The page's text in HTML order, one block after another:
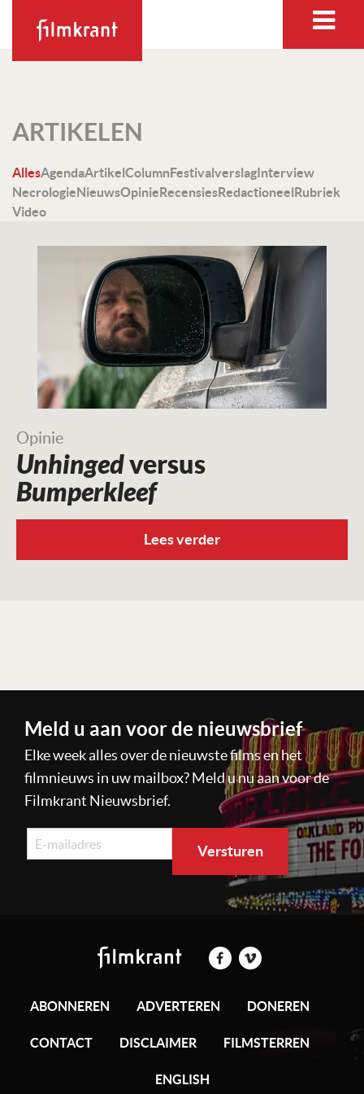
ARTIKELEN
AllesAgendaArtikelColumnFestivalverslagInterview
NecrologieNieuwsOpinieRecensiesRedactioneelRubriek
Video
Opinie
Unhingedversus
Bumperkleef
Lees verder
Meld u aan voor de nieuwsbrief
Elke week alles over de nieuwste films en het
filmnieuws in uw mailbox? Meld u nu aan voor de
Filmkrant Nieuwsbrief.
ABONNEREN ADVERTEREN DONEREN
CONTACT DISCLAIMER FILMSTERREN
ENGLISH